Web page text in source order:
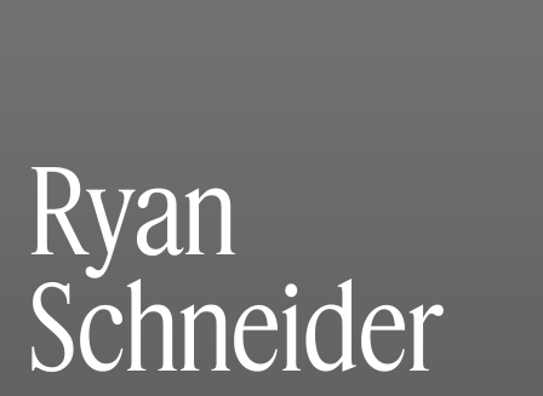
Ryan
Schneider